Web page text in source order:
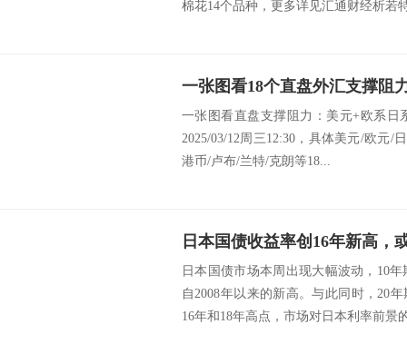
棉花14个品种，更多详见汇通财经析若
一张图看直盘支撑阻力：美元+欧系日
2025/03/12周三12:30，具体美元/欧元/
港币/卢布/兰特/克朗等18...
日本国债收益率创16年新高，
日本国债市场本周出现大幅波动，10
自2008年以来的新高。与此同时，20
16年和18年高点，市场对日本利率前景